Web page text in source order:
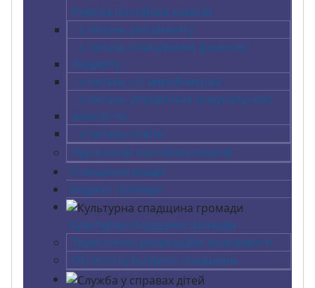
Робота постійних комісій
- з питань регламенту
- з питань планування фінансів і
бюджету
- з питань с/г виробництва
- з питань управління комунальною
власністю
- з питань освіти
Протоколи постійних комісій
Очищення влади
Бюджет громади
Культурна спадщина громади
Туристично-рекреаційні можливості
Об`єкти культурної спадщини